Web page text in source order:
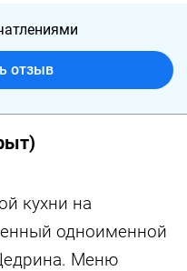
отзыв
кухни на
одноименной
Меню